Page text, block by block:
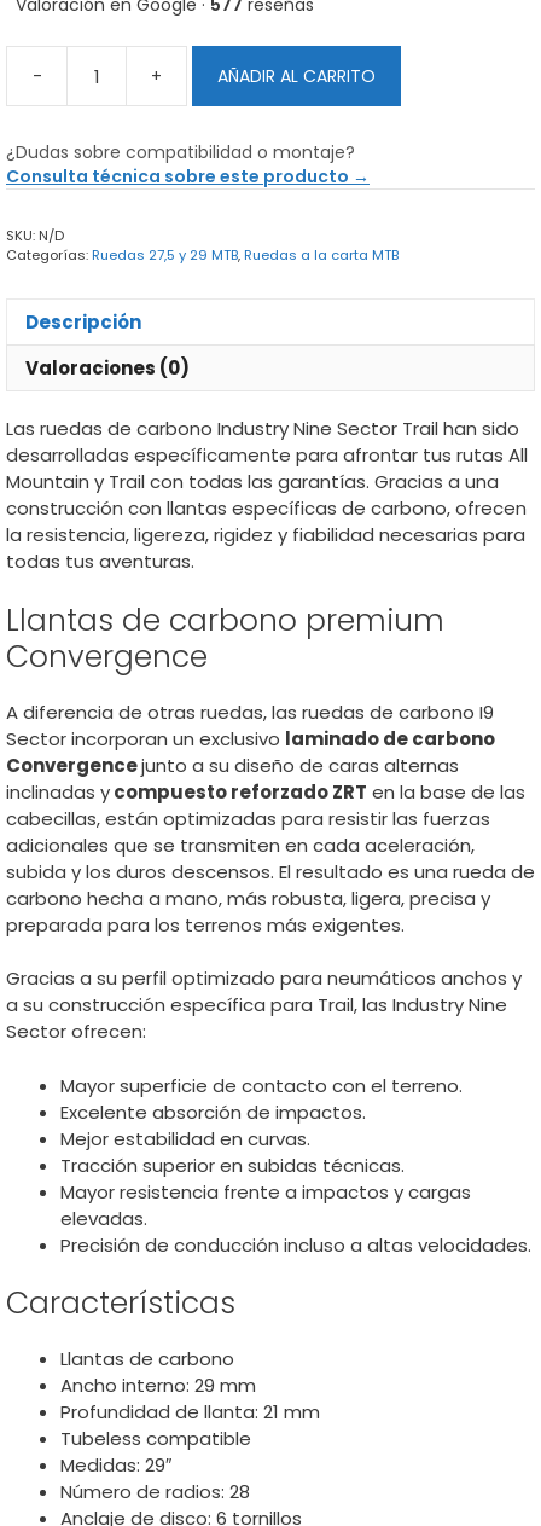
Valoración en Google · 577 reseñas
-
Ruedas
de
Industry
Nine
cantidad
+ AÑADIR AL CARRITO
¿Dudas sobre compatibilidad o montaje?
Consulta técnica sobre este producto →
SKU: N/D
Categorías:Ruedas 27,5 y 29 MTB,Ruedas a la carta MTB
Descripción
Valoraciones (0)
Las ruedas de carbono Industry Nine Sector Trail han sido
desarrolladas específicamente para afrontar tus rutas All
Mountain y Trail con todas las garantías. Gracias a una
construcción con llantas específicas de carbono, ofrecen
la resistencia, ligereza, rigidez y fiabilidad necesarias para
todas tus aventuras.
Llantas de carbono premium
Convergence
A diferencia de otras ruedas, las ruedas de carbono I9
Sector incorporan un exclusivo laminado de carbono
Convergencejunto a su diseño de caras alternas
inclinadas ycompuesto reforzado ZRT en la base de las
cabecillas, están optimizadas para resistir las fuerzas
adicionales que se transmiten en cada aceleración,
subida y los duros descensos. El resultado es una rueda de
carbono hecha a mano, más robusta, ligera, precisa y
preparada para los terrenos más exigentes.
Gracias a su perfil optimizado para neumáticos anchos y
a su construcción específica para Trail, las Industry Nine
Sector ofrecen:
Mayor superficie de contacto con el terreno.
Excelente absorción de impactos.
Mejor estabilidad en curvas.
Tracción superior en subidas técnicas.
Mayor resistencia frente a impactos y cargas
elevadas.
Precisión de conducción incluso a altas velocidades.
Características
Llantas de carbono
Ancho interno: 29 mm
Profundidad de llanta: 21 mm
Tubeless compatible
Medidas: 29″
Número de radios: 28
Anclaje de disco: 6 tornillos